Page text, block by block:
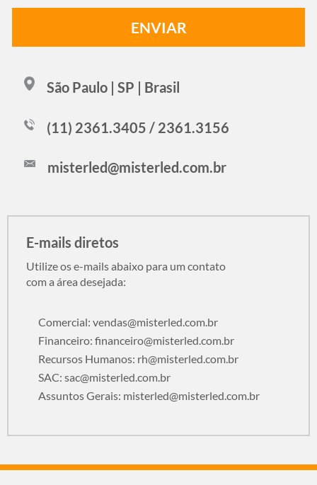
São Paulo | SP | Brasil
(11) 2361.3405 / 2361.3156
misterled@misterled.com.br
E-mails diretos
Utilize os e-mails abaixo para um contato
com a área desejada:
Comercial: vendas@misterled.com.br
Financeiro: financeiro@misterled.com.br
Recursos Humanos: rh@misterled.com.br
SAC: sac@misterled.com.br
Assuntos Gerais: misterled@misterled.com.br